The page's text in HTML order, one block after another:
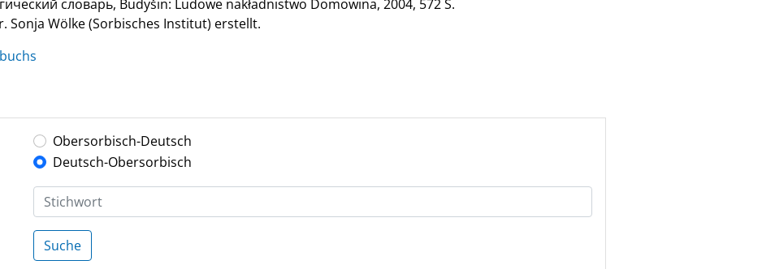
словарь, Budyšin: Ludowe nakładnistwo Domowina, 2004, 572 S.
Sonja Wölke (Sorbisches Institut) erstellt.
Obersorbisch-Deutsch
Deutsch-Obersorbisch
Suche